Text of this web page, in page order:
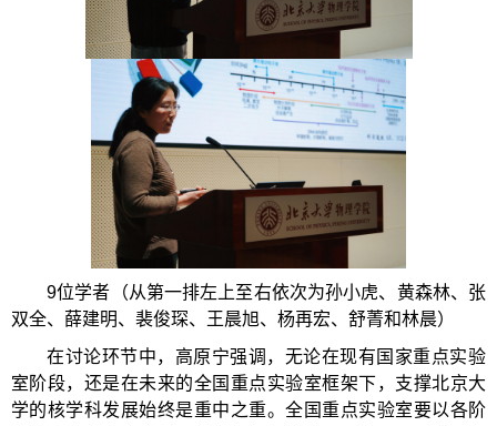
9位学者（从第一排左上至右依次为孙小虎、黄森林、张
双全、薛建明、裴俊琛、王晨旭、杨再宏、舒菁和林晨）
在讨论环节中，高原宁强调，无论在现有国家重点实验
室阶段，还是在未来的全国重点实验室框架下，支撑北京大
学的核学科发展始终是重中之重。全国重点实验室要以各阶